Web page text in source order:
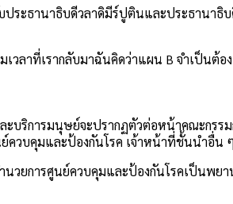
ะธานาธิบดีวลาดิมีร์ปูตินและประธานาธิ
วลาที่เรากลับมาฉันคิดว่าแผน B จำเป็นต้
ะบริการมนุษย์จะปรากฏตัวต่อหน้าคณะกร
ควบคุมและป้องกันโรค เจ้าหน้าที่ชั้นนำอื่น
นวยการศูนย์ควบคุมและป้องกันโรคเป็นพ